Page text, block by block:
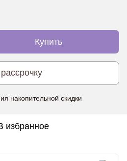
Купить
накопительной скидки
избранное